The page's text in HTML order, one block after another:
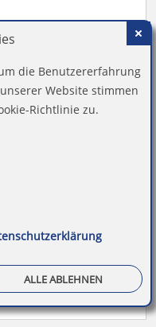
richtig
die Benutzererfahrung
Website stimmen
Richtlinie zu.
ALLE ABLEHNEN